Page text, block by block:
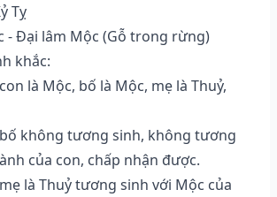
Tỵ
- Đại lâm Mộc (Gỗ trong rừng)
khắc:
là Mộc, bố là Mộc, mẹ là Thuỷ,
không tương sinh, không tương
của con, chấp nhận được.
là Thuỷ tương sinh với Mộc của